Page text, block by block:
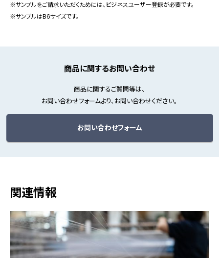
※サンプルをご請求いただくためには、ビジネスユーザー登録が必要です。
※サンプルはB6サイズです。
商品に関するお問い合わせ
商品に関するご質問等は、
お問い合わせフォームより、お問い合わせください。
お問い合わせフォーム
関連情報